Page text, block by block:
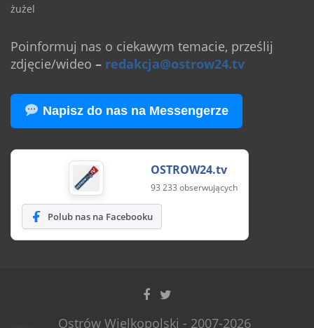
żużel
Poinformuj nas o ciekawym temacie, prześlij
zdjęcie/wideo – redakcja@ostrow24.tv
Napisz do nas na Messengerze
OSTROW24.tv
93 233 obserwujących
Polub nas na Facebooku
Ostrów Wielkopolski - 2007-2026